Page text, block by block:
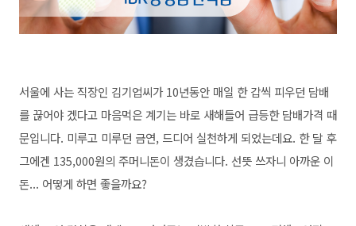
서울에 사는 직장인 김기업씨가 10년동안 매일 한 갑씩 피우던 담배
를 끊어야 겠다고 마음먹은 계기는 바로 새해들어 급등한 담배가격 때
문입니다. 미루고 미루던 금연, 드디어 실천하게 되었는데요. 한 달 후
그에겐 135,000원의 주머니돈이 생겼습니다. 선뜻 쓰자니 아까운 이
돈... 어떻게 하면 좋을까요?